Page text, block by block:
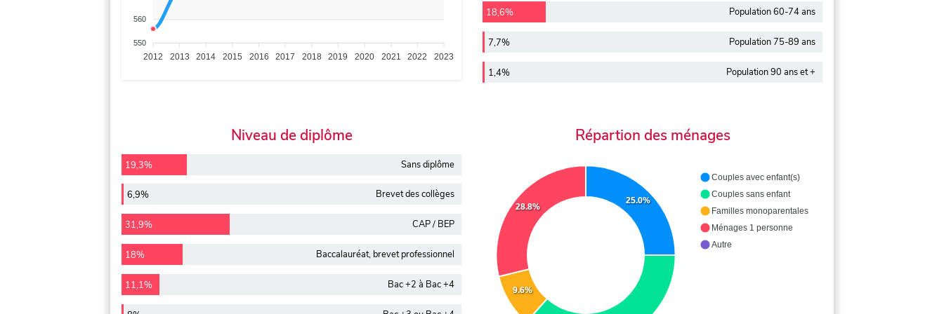
560
550
2012 2013 2014 2015 2016 2017 2018 2019 2020 2021 2022 2023
18,6% Population 60-74 ans
7,7% Population 75-89 ans
1,4% Population 90 ans et +
Niveau de diplôme
19,3% Sans diplôme
6,9% Brevet des collèges
31,9% CAP / BEP
18% Baccalauréat, brevet professionnel
11,1% Bac +2 à Bac +4
Répartion des ménages
25.0%
9.6%
28.8%
Couples avec enfant(s)
Couples sans enfant
Familles monoparentales
Ménages 1 personne
Autre